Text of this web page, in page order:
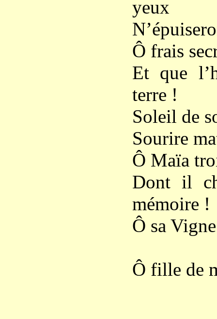
yeux
Ô frais
Et que
terre !
Soleil de
Sourire
Ô Maïa
Dont il
mémoire !
Ô sa
Ô fille de